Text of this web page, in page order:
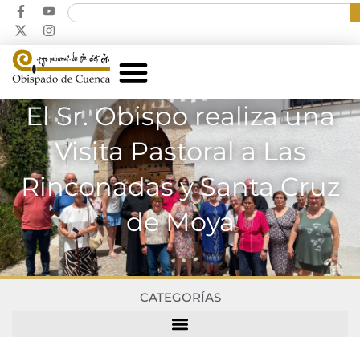
El Sr. Obispo realiza una
Visita Pastoral a Las
Rinconadas y Santa Cruz
de Moya
CATEGORÍAS